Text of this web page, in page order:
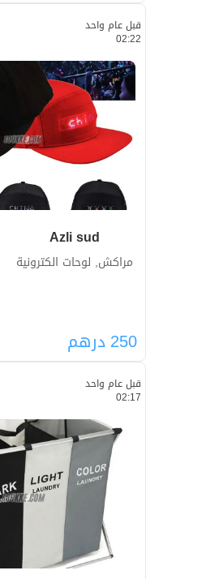
قبل عام واحد
02:22
Azli sud
مراكش, لوحات الكترونية
250درهم
قبل عام واحد
02:17